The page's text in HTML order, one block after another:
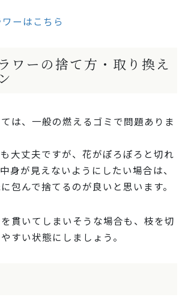
ーはこちら
ワーの捨て方・取り換え
は、一般の燃えるゴミで問題ありま
大丈夫ですが、花がぽろぽろと切れ
身が見えないようにしたい場合は、
包んで捨てるのが良いと思います。
貫いてしまいそうな場合も、枝を切
すい状態にしましょう。